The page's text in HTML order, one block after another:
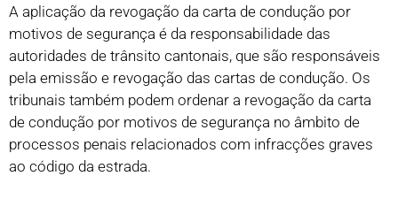
A aplicação da revogação da carta de condução por
motivos de segurança é da responsabilidade das
autoridades de trânsito cantonais, que são responsáveis
pela emissão e revogação das cartas de condução. Os
tribunais também podem ordenar a revogação da carta
de condução por motivos de segurança no âmbito de
processos penais relacionados com infracções graves
ao código da estrada.